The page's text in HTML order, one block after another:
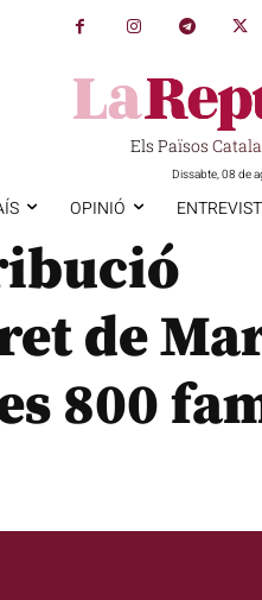
Els Països
Dissabte, 08 de
OPINIÓ
de
800